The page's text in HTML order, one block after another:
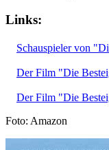
Links:
Schauspieler von
Der Film "Die
Der Film "Die
Foto: Amazon